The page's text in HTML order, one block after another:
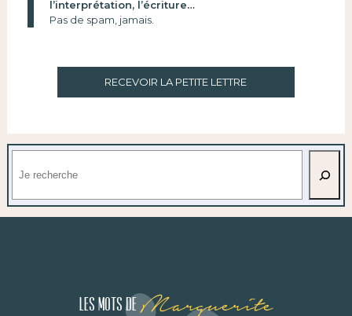
l’interprétation, l’écriture…
Pas de spam, jamais.
RECEVOIR LA PETITE LETTRE
Les mots de Marguerite